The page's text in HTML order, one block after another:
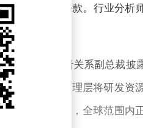
货量及价格条款。行业分析
。公司投资者关系副总裁披
绩结构促使管理层将研发资
·谭特别强调，全球范围内